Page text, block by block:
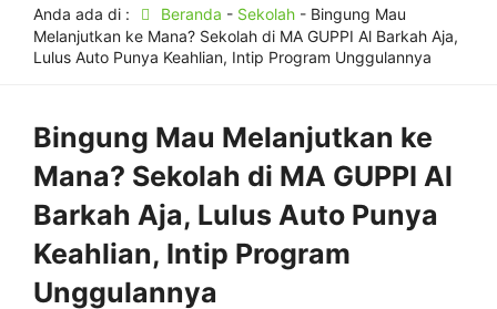
Anda ada di : Beranda - Sekolah- Bingung Mau
Melanjutkan ke Mana? Sekolah di MA GUPPI Al Barkah Aja,
Lulus Auto Punya Keahlian, Intip Program Unggulannya
Bingung Mau Melanjutkan ke
Mana? Sekolah di MA GUPPI Al
Barkah Aja, Lulus Auto Punya
Keahlian, Intip Program
Unggulannya